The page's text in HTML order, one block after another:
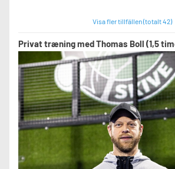
Visa fler tillfällen (totalt 42)
Privat træning med Thomas Boll (1,5